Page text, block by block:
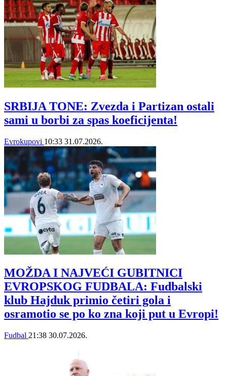
SRBIJA TONE: Zvezda i Partizan ostali
sami u borbi za spas koeficijenta!
Evrokupovi 10:33 31.07.2026.
MOŽDA I NAJVEĆI GUBITNICI
EVROPSKOG FUDBALA: Fudbalski
klub Hajduk primio četiri gola i
osramotio se po ko zna koji put u Evropi!
Fudbal 21:38 30.07.2026.